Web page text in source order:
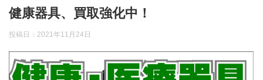
健康器具、買取強化中！
投稿日： 2021年11月24日